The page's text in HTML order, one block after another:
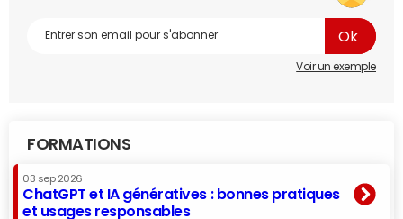
Voir un exemple
FORMATIONS
03 sep 2026
ChatGPT et IA génératives : bonnes pratiques
et usages responsables